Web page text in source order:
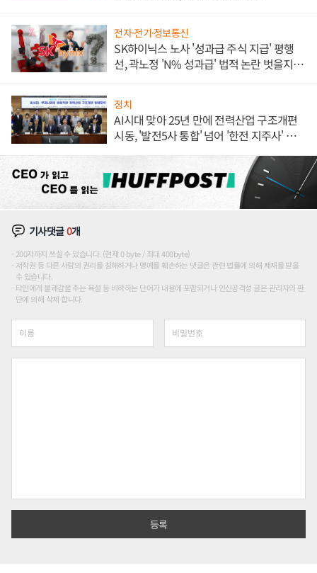
전자·전기·정보통신
SK하이닉스 노사 '성과급 주식 지급' 평행
선, 곽노정 'N% 성과급' 법적 논란 벗을지 주
정치
AI시대 맞아 25년 만에 전력산업 구조개편
시동, '발전5사 통합' 넘어 '한전 지주사' 재편
기사댓글0개
200자까지 쓰실 수 있습니다. (현재 0 byte / 최대 400byte)
저작권 등 다른 사람의 권리를 침해하거나 명예를 훼손하는 댓글은 관련 법률에 의해 제재를 받을
수 있습니다.
타인에게 불쾌감을 주는 욕설 등 비하하는 단어가 내용에 포함되거나 인신공격성 글은 관리자의 판
단에 의해 삭제 합니다.